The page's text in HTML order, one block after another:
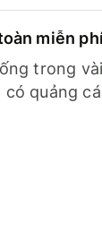
miễn
trong
có quảng